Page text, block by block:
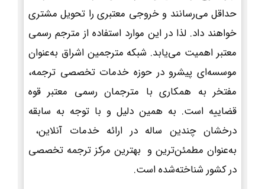
حداقل می‌رسانند و خروجی معتبری را تحویل مشتری
خواهند داد. لذا در این موارد استفاده از مترجم رسمی
معتبر اهمیت می‌یابد. شبکه مترجمین اشراق به‌عنوان
موسسه‌ای پیشرو در حوزه خدمات تخصصی ترجمه،
مفتخر به همکاری با مترجمان رسمی معتبر قوه
قضاییه است. به همین دلیل و با توجه به سابقه
درخشان چندین ساله در ارائه خدمات آنلاین،
به‌عنوان مطمئن‌ترین و بهترین مرکز ترجمه تخصصی
در کشور شناخته‌شده است.